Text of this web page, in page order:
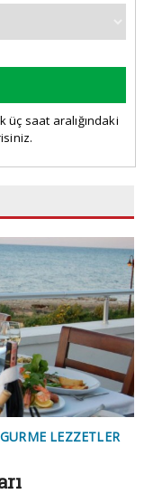
saat aralığındaki
GURME LEZZETLER